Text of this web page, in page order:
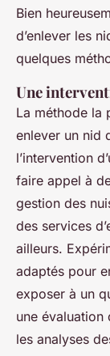
Bien
d’enlever les
quelques
Une
La méthode la
enlever un nid
l’intervention
faire appel à
gestion des
des services
ailleurs.
adaptés pour
exposer à un
une
les analyses